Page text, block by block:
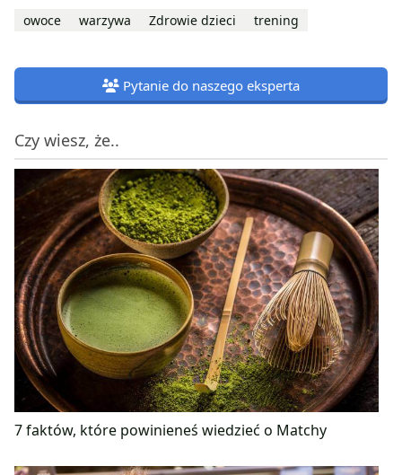
owoce warzywa Zdrowie dzieci trening
Pytanie do naszego eksperta
Czy wiesz, że..
7 faktów, które powinieneś wiedzieć o Matchy